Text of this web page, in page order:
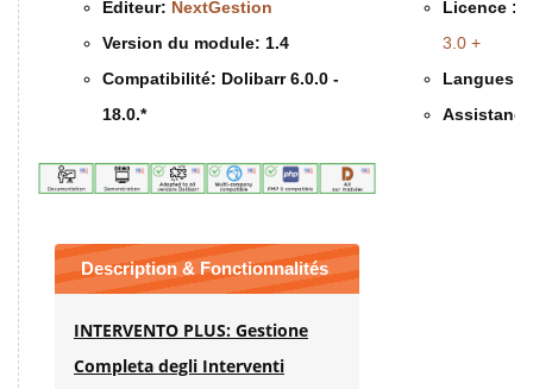
Editeur: NextGestion
Version du module: 1.4
Compatibilité: Dolibarr 6.0.0 -
18.0.*
Licence :
3.0 +
Langues
Description & Fonctionnalités
INTERVENTO PLUS: Gestione
Completa degli Interventi